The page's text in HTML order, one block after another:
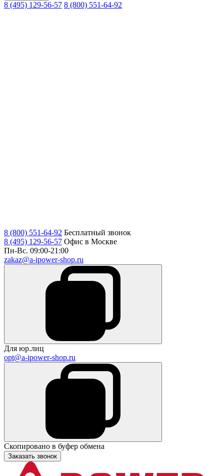
8 (495) 129-56-57 8 (800) 551-64-92
8 (800) 551-64-92 Бесплатный звонок
8 (495) 129-56-57 Офис в Москве
Пн-Вс. 09:00-21:00
zakaz@a-ipower-shop.ru
Для юр.лиц
opt@a-ipower-shop.ru
Скопировано в буфер обмена
Заказать звонок